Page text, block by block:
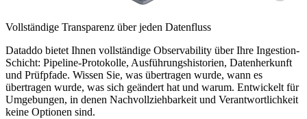
Vollständige Transparenz über jeden Datenfluss
Dataddo bietet Ihnen vollständige Observability über Ihre Ingestion-
Schicht: Pipeline-Protokolle, Ausführungshistorien, Datenherkunft
und Prüfpfade. Wissen Sie, was übertragen wurde, wann es
übertragen wurde, was sich geändert hat und warum. Entwickelt für
Umgebungen, in denen Nachvollziehbarkeit und Verantwortlichkeit
keine Optionen sind.